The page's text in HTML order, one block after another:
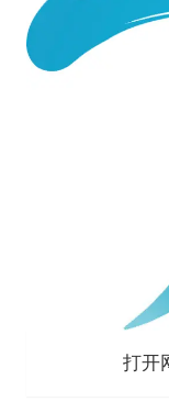
打开